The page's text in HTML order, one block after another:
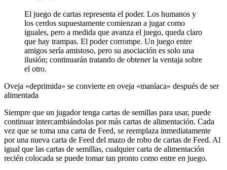
El juego de cartas representa el poder. Los humanos y
los cerdos supuestamente comienzan a jugar como
iguales, pero a medida que avanza el juego, queda claro
que hay trampas. El poder corrompe. Un juego entre
amigos sería amistoso, pero su asociación es solo una
ilusión; continuarán tratando de obtener la ventaja sobre
el otro.
Oveja «deprimida» se convierte en oveja «maníaca» después de ser
alimentada
Siempre que un jugador tenga cartas de semillas para usar, puede
continuar intercambiándolas por más cartas de alimentación. Cada
vez que se toma una carta de Feed, se reemplaza inmediatamente
por una nueva carta de Feed del mazo de robo de cartas de Feed. Al
igual que las cartas de semillas, cualquier carta de alimentación
recién colocada se puede tomar tan pronto como entre en juego.